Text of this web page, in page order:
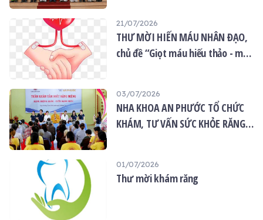
21/07/2026
THƯ MỜI HIẾN MÁU NHÂN ĐẠO,
chủ đề “Giọt máu hiếu thảo - mùa
03/07/2026
NHA KHOA AN PHƯỚC TỔ CHỨC
KHÁM, TƯ VẤN SỨC KHỎE RĂNG
01/07/2026
Thư mời khám răng